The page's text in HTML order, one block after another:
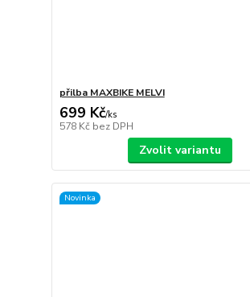
přilba MAXBIKE MELVI
699 Kč/ks
578 Kč bez DPH
Zvolit variantu
Novinka